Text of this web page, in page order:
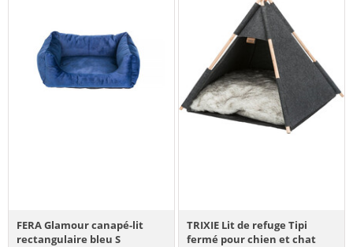
FERA Glamour canapé-lit
rectangulaire bleu S
TRIXIE Lit de refuge Tipi
fermé pour chien et chat